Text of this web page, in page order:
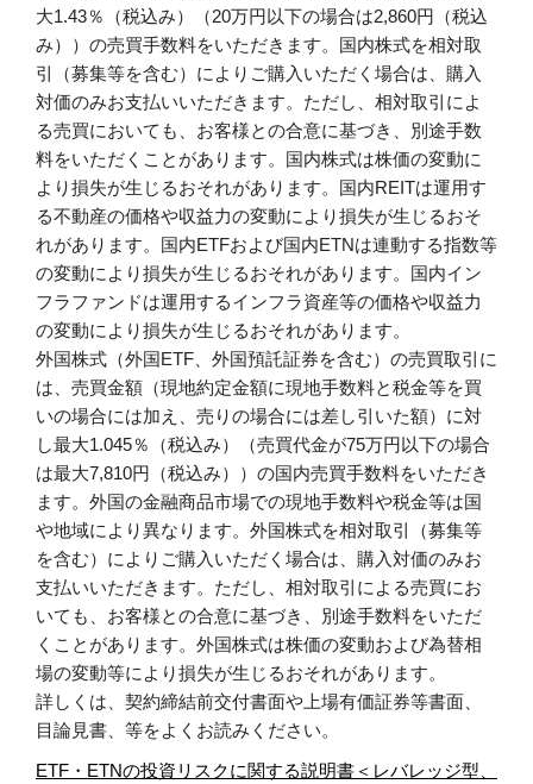
大1.43％（税込み）（20万円以下の場合は2,860円（税込
み））の売買手数料をいただきます。国内株式を相対取
引（募集等を含む）によりご購入いただく場合は、購入
対価のみお支払いいただきます。ただし、相対取引によ
る売買においても、お客様との合意に基づき、別途手数
料をいただくことがあります。国内株式は株価の変動に
より損失が生じるおそれがあります。国内REITは運用す
る不動産の価格や収益力の変動により損失が生じるおそ
れがあります。国内ETFおよび国内ETNは連動する指数等
の変動により損失が生じるおそれがあります。国内イン
フラファンドは運用するインフラ資産等の価格や収益力
の変動により損失が生じるおそれがあります。
外国株式（外国ETF、外国預託証券を含む）の売買取引に
は、売買金額（現地約定金額に現地手数料と税金等を買
いの場合には加え、売りの場合には差し引いた額）に対
し最大1.045％（税込み）（売買代金が75万円以下の場合
は最大7,810円（税込み））の国内売買手数料をいただき
ます。外国の金融商品市場での現地手数料や税金等は国
や地域により異なります。外国株式を相対取引（募集等
を含む）によりご購入いただく場合は、購入対価のみお
支払いいただきます。ただし、相対取引による売買にお
いても、お客様との合意に基づき、別途手数料をいただ
くことがあります。外国株式は株価の変動および為替相
場の変動等により損失が生じるおそれがあります。
詳しくは、契約締結前交付書面や上場有価証券等書面、
目論見書、等をよくお読みください。
ETF・ETNの投資リスクに関する説明書＜レバレッジ型、